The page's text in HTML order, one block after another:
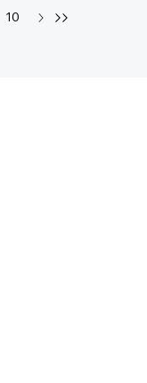
10